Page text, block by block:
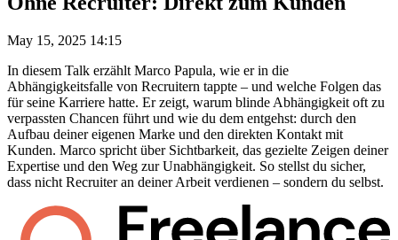
May 15, 2025 14:15
In diesem Talk erzählt Marco Papula, wie er in die
Abhängigkeitsfalle von Recruitern tappte – und welche Folgen das
für seine Karriere hatte. Er zeigt, warum blinde Abhängigkeit oft zu
verpassten Chancen führt und wie du dem entgehst: durch den
Aufbau deiner eigenen Marke und den direkten Kontakt mit
Kunden. Marco spricht über Sichtbarkeit, das gezielte Zeigen deiner
Expertise und den Weg zur Unabhängigkeit. So stellst du sicher,
dass nicht Recruiter an deiner Arbeit verdienen – sondern du selbst.